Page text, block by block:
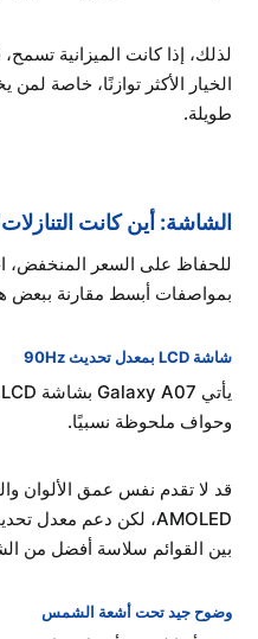
الخيار الأكثر توازنًا، خاصة
طويلة.
الشاشة: أين كانت
للحفاظ على السعر المنخفض،
بمواصفات أبسط مقارنة ببعض
شاشة LCD بمعدل تحديث 90Hz
وحواف ملحوظة نسبيًا.
قد لا تقدم نفس عمق الألوان
بين القوائم سلاسة أفضل من
وضوح جيد تحت أشعة الشمس